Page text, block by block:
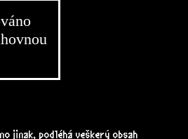
jinak, podléhá veškerý obsah